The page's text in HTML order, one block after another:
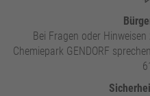
Bei Fragen oder Hinweisen
Chemiepark GENDORF